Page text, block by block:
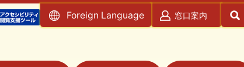
Foreign Language 窓口案内